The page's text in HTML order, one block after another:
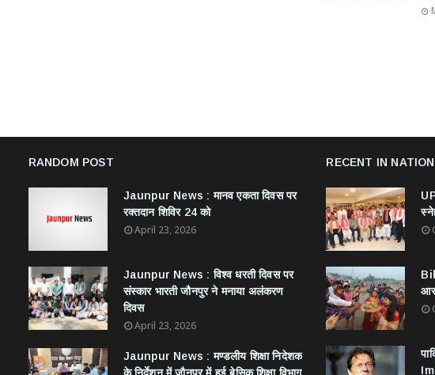
RANDOM POST
Jaunpur News : ​मानव एकता दिवस पर
रक्तदान शिविर 24 को
April 23, 2026
Jaunpur News : विश्व धरती दिवस पर
संस्कार भारती जौनपुर ने मनाया अलंकरण
दिवस
April 23, 2026
Jaunpur News : ​मण्डलीय शिक्षा निदेशक
RECENT IN